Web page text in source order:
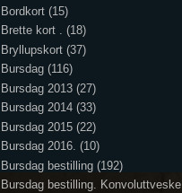
Bordkort (15)
Brette kort . (18)
Bryllupskort (37)
Bursdag (116)
Bursdag 2013 (27)
Bursdag 2014 (33)
Bursdag 2015 (22)
Bursdag 2016. (10)
Bursdag bestilling (192)
Bursdag bestilling. Konvoluttveske